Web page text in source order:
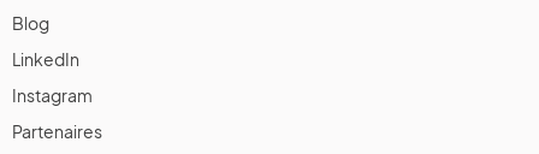
Blog
LinkedIn
Instagram
Partenaires